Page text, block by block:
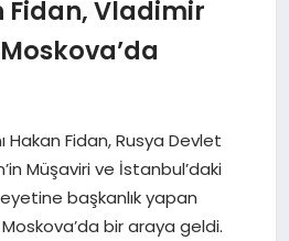
Fidan, Vladimir
Hakan Fidan, Rusya Devlet
Müşaviri ve İstanbul’daki
başkanlık yapan
bir araya geldi.